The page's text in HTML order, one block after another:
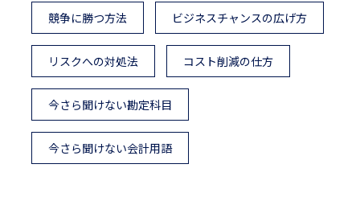
競争に勝つ方法 ビジネスチャンスの広げ方
リスクへの対処法 コスト削減の仕方
今さら聞けない勘定科目
今さら聞けない会計用語